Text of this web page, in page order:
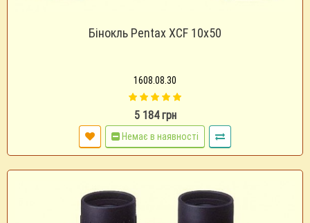
Бінокль Pentax XCF 10х50
1608.08.30
5 184 грн
Немає в наявності